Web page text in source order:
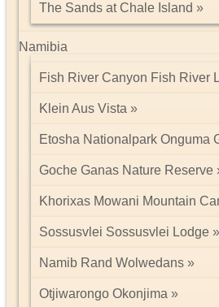
The Sands at Chale Island
Namibia
Fish River Canyon Fish River
Klein Aus Vista
Etosha Nationalpark Onguma
Goche Ganas Nature Reserve
Khorixas Mowani Mountain
Sossusvlei Sossusvlei Lodge
Namib Rand Wolwedans
Otjiwarongo Okonjima